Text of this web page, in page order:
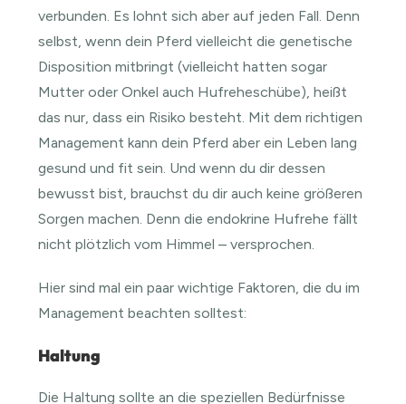
verbunden. Es lohnt sich aber auf jeden Fall. Denn
selbst, wenn dein Pferd vielleicht die genetische
Disposition mitbringt (vielleicht hatten sogar
Mutter oder Onkel auch Hufreheschübe), heißt
das nur, dass ein Risiko besteht. Mit dem richtigen
Management kann dein Pferd aber ein Leben lang
gesund und fit sein. Und wenn du dir dessen
bewusst bist, brauchst du dir auch keine größeren
Sorgen machen. Denn die endokrine Hufrehe fällt
nicht plötzlich vom Himmel – versprochen.
Hier sind mal ein paar wichtige Faktoren, die du im
Management beachten solltest:
Haltung
Die Haltung sollte an die speziellen Bedürfnisse